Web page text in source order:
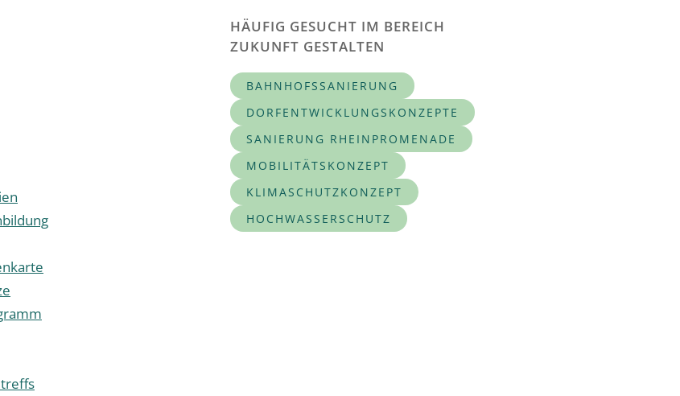
HÄUFIG GESUCHT IM BEREICH
ZUKUNFT GESTALTEN
BAHNHOFSSANIERUNG
DORFENTWICKLUNGSKONZEPTE
SANIERUNG RHEINPROMENADE
MOBILITÄTSKONZEPT
KLIMASCHUTZKONZEPT
HOCHWASSERSCHUTZ